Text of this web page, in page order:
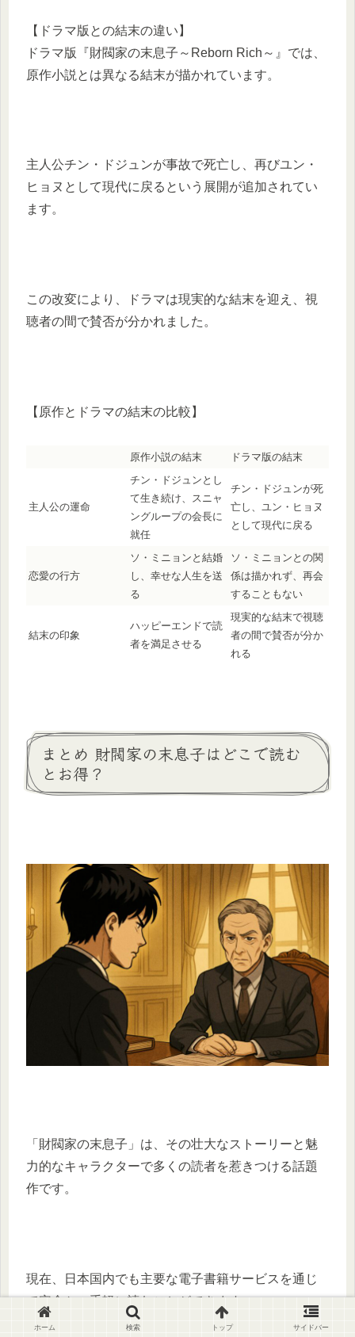
【ドラマ版との結末の違い】
ドラマ版『財閥家の末息子～Reborn Rich～』では、
原作小説とは異なる結末が描かれています。
主人公チン・ドジュンが事故で死亡し、再びユン・
ヒョヌとして現代に戻るという展開が追加されてい
ます。
この改変により、ドラマは現実的な結末を迎え、視
聴者の間で賛否が分かれました。
【原作とドラマの結末の比較】
原作小説の結末 ドラマ版の結末
主人公の運命
チン・ドジュンとし
て生き続け、スニャ
ングループの会長に
就任
チン・ドジュンが死
亡し、ユン・ヒョヌ
として現代に戻る
恋愛の行方
ソ・ミニョンと結婚
し、幸せな人生を送
る
ソ・ミニョンとの関
係は描かれず、再会
することもない
結末の印象
ハッピーエンドで読
者を満足させる
現実的な結末で視聴
者の間で賛否が分か
れる
まとめ 財閥家の末息子はどこで読む
とお得？
「財閥家の末息子」は、その壮大なストーリーと魅
力的なキャラクターで多くの読者を惹きつける話題
作です。
現在、日本国内でも主要な電子書籍サービスを通じ
て安全かつ手軽に読むことができます。
ホーム 検索 トップ サイドバー